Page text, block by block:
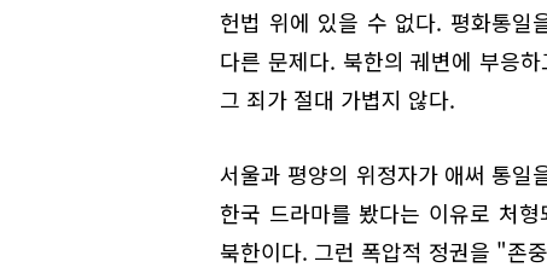
헌법 위에 있을 수 없다. 평화통일
다른 문제다. 북한의 궤변에 부응
그 죄가 절대 가볍지 않다.
서울과 평양의 위정자가 애써 통일
한국 드라마를 봤다는 이유로 처
북한이다. 그런 폭압적 정권을 "존